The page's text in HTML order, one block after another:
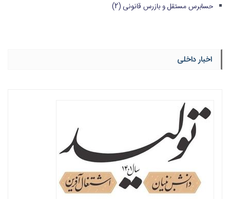
حسابرس مستقل و بازرس قانونی (2)
اخبار داخلی